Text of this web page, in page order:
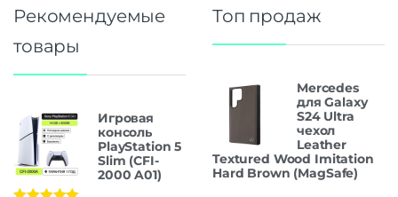
Рекомендуемые
товары
Игровая
консоль
PlayStation 5
Slim (CFI-
2000 A01)
Топ продаж
Mercedes
для Galaxy
S24 Ultra
чехол
Leather
Textured Wood Imitation
Hard Brown (MagSafe)